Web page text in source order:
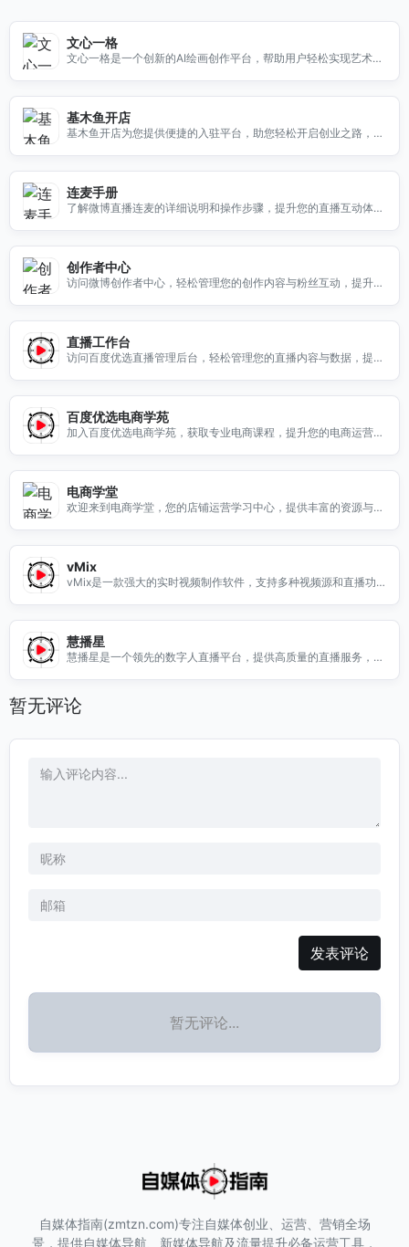
文心一格
文心一格是一个创新的AI绘画创作平台，帮助用户轻松实现艺术创
基木鱼开店
基木鱼开店为您提供便捷的入驻平台，助您轻松开启创业之路，快
连麦手册
了解微博直播连麦的详细说明和操作步骤，提升您的直播互动体
创作者中心
访问微博创作者中心，轻松管理您的创作内容与粉丝互动，提升您
直播工作台
访问百度优选直播管理后台，轻松管理您的直播内容与数据，提升
百度优选电商学苑
加入百度优选电商学苑，获取专业电商课程，提升您的电商运营技
电商学堂
欢迎来到电商学堂，您的店铺运营学习中心，提供丰富的资源与指
vMix
vMix是一款强大的实时视频制作软件，支持多种视频源和直播功
慧播星
慧播星是一个领先的数字人直播平台，提供高质量的直播服务，助
暂无评论
发表评论
暂无评论...
自媒体指南(zmtzn.com)专注自媒体创业、运营、营销全场
景，提供自媒体导航、新媒体导航及流量提升必备运营工具，